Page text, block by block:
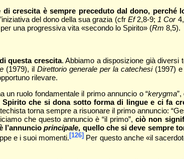
crescita è sempre preceduto dal dono, perché
del dono della sua grazia (cfr Ef2,8-9; 1 Cor
una progressiva vita «secondo lo Spirito» (Rm 8,5).
questa crescita. Abbiamo a disposizione già diversi
(1979), il Direttorio generale per la catechesi (1997)
rilevare.
un ruolo fondamentale il primo annuncio o “kerygma
che si dona sotto forma di lingue e ci fa
torna sempre a risuonare il primo annuncio:
che questo annuncio è “il primo”,ciò non
l’annuncioprincipale, quello che si deve sempre
e i suoi momenti.[126] Per questo anche «il